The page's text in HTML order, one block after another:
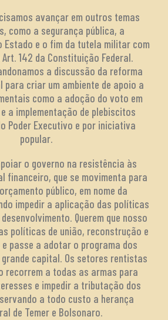
avançar em outros temas
como a segurança pública, a
Estado e o fim da tutela militar com
142 da Constituição Federal.
a discussão da reforma
para criar um ambiente de apoio a
como a adoção do voto em
a implementação de plebiscitos
Poder Executivo e por iniciativa
popular.
o governo na resistência às
financeiro, que se movimenta para
público, em nome da
impedir a aplicação das políticas
Querem que nosso
políticas de união, reconstrução e
passe a adotar o programa dos
capital. Os setores rentistas
recorrem a todas as armas para
e impedir a tributação dos
a todo custo a herança
de Temer e Bolsonaro.